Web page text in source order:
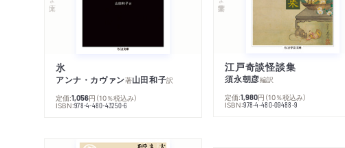
氷
アンナ・カヴァン著山田和子訳
定価:1,056円 （10％税込み）
ISBN:978-4-480-43250-6
江戸奇談怪談集
須永朝彦編訳
定価:1,980円 （10％税込み）
ISBN:978-4-480-09488-9